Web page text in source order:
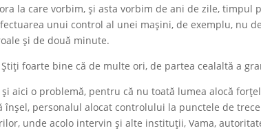
la care vorbim, și asta vorbim de ani de zile, timpul
unui control al unei mașini, de exemplu, nu
și de două minute.
Știți foarte bine că de multe ori, de partea cealaltă a
și aici o problemă, pentru că nu toată lumea alocă
înșel, personalul alocat controlului la punctele de
unde acolo intervin și alte instituții, Vama,